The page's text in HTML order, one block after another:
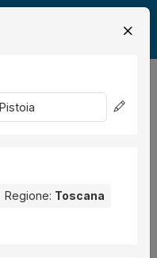
Ordina per
Regione: Toscana